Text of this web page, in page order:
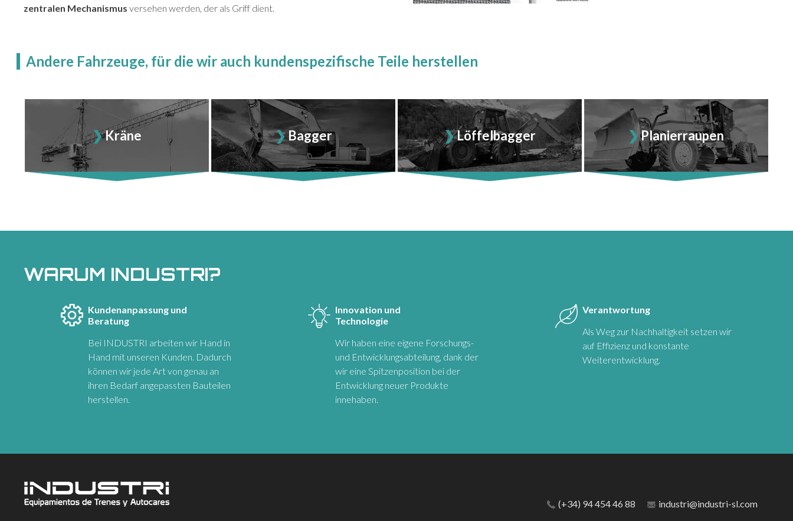
zentralen Mechanismus versehen werden, der als Griff dient.
Andere Fahrzeuge, für die wir auch kundenspezifische Teile herstellen
Kräne Bagger Löffelbagger Planierraupen
WARUM INDUSTRI?
Kundenanpassung und
Beratung
Bei INDUSTRI arbeiten wir Hand in
Hand mit unseren Kunden. Dadurch
können wir jede Art von genau an
ihren Bedarf angepassten Bauteilen
herstellen.
Innovation und
Technologie
Wir haben eine eigene Forschungs-
und Entwicklungsabteilung, dank der
wir eine Spitzenposition bei der
Entwicklung neuer Produkte
innehaben.
Verantwortung
Als Weg zur Nachhaltigkeit setzen wir
auf Effizienz und konstante
Weiterentwicklung.
(+34) 94 454 46 88 industri@industri-sl.com